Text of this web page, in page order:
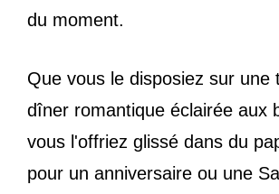
du moment.
Que vous le disposiez sur une
dîner romantique éclairée aux
vous l'offriez glissé dans du
pour un anniversaire ou une